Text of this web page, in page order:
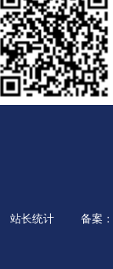
站长统计 备案：